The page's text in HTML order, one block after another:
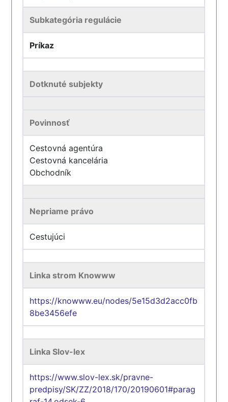
Subkategória regulácie
Príkaz
Dotknuté subjekty
Povinnosť
Cestovná agentúra
Cestovná kancelária
Obchodník
Nepriame právo
Cestujúci
Linka strom Knowww
https://knowww.eu/nodes/5e15d3d2acc0fb
8be3456efe
Linka Slov-lex
https://www.slov-lex.sk/pravne-
predpisy/SK/ZZ/2018/170/20190601#parag